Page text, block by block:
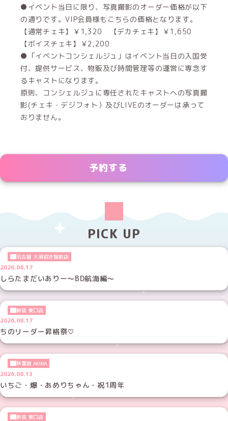
●イベント当日に限り、写真撮影のオーダー価格が以下
の通りです。VIP会員様もこちらの価格となります。
【通常チェキ】￥1,320 【デカチェキ】￥1,650
【ボイスチェキ】￥2,200
●「イベントコンシェルジュ」はイベント当日の入国受
付、提供サービス、物販及び時間管理等の運営に専念す
るキャストになります。
原則、コンシェルジュに専任されたキャストへの写真撮
影(チェキ・デジフォト）及びLIVEのオーダーは承って
おりません。
予約する
PICK UP
名古屋 大須招き猫前店
2026.08.17
しらたまだいありー～BD航海編～
新宿 東口店
2026.08.17
ちのリーダー昇格祭♡
秋葉原 AKIBA
2026.08.13
いちご・爆・あめりちゃん・祝1周年
新宿 東口店